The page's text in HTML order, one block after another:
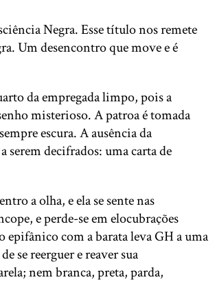
Negra. Esse título nos remete
Um desencontro que move e é
da empregada limpo, pois a
misterioso. A patroa é tomada
escura. A ausência da
serem decifrados: uma carta de
a olha, e ela se sente nas
e perde-se em elocubrações
epifânico com a barata leva GH a uma
se reerguer e reaver sua
nem branca, preta, parda,